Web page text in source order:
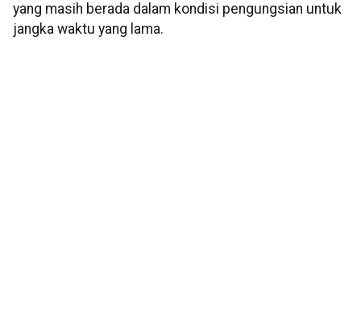
yang masih berada dalam kondisi pengungsian untuk
jangka waktu yang lama.